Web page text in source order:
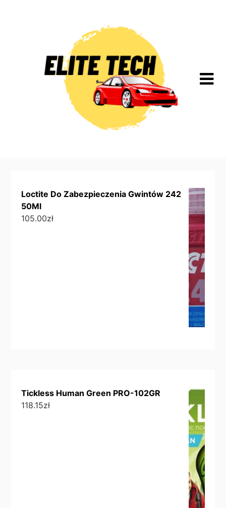
Loctite Do Zabezpieczenia Gwintów 242
50Ml
105.00zł
Tickless Human Green PRO-102GR
118.15zł